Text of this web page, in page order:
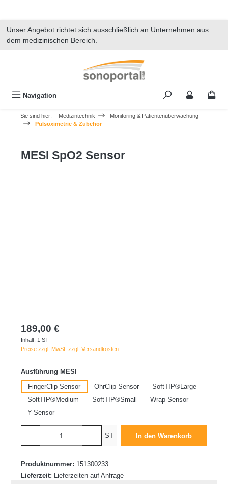
Unser Angebot richtet sich ausschließlich an Unternehmen aus
dem medizinischen Bereich.
Navigation
Sie sind hier: Medizintechnik
Monitoring & Patientenüberwachung
Pulsoximetrie & Zubehör
MESI SpO2 Sensor
189,00 €
Inhalt: 1 ST
Preise zzgl. MwSt. zzgl. Versandkosten
Ausführung MESI
FingerClip Sensor
OhrClip Sensor
SoftTIP®Large
SoftTIP®Medium
SoftTIP®Small
Wrap-Sensor
Y-Sensor
ST In den Warenkorb
Produktnummer: 151300233
Lieferzeit: Lieferzeiten auf Anfrage